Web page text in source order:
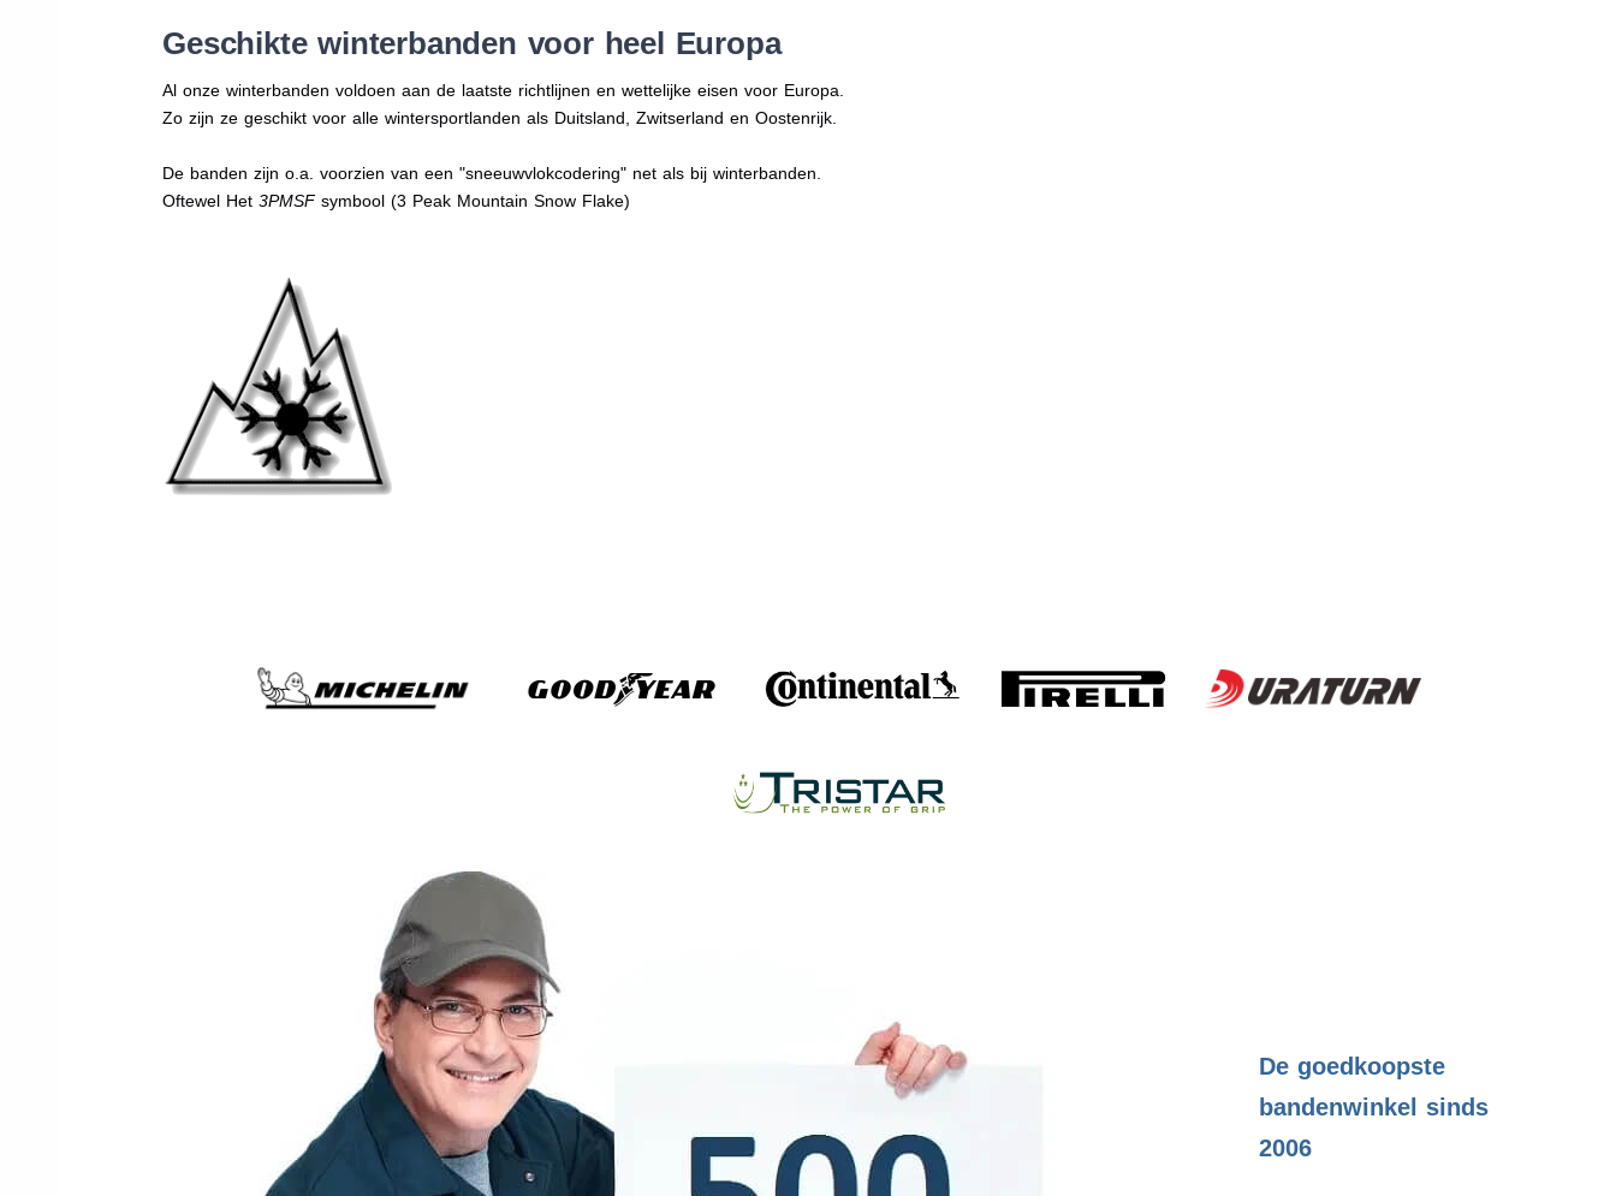
Geschikte winterbanden voor heel Europa
Al onze winterbanden voldoen aan de laatste richtlijnen en wettelijke eisen voor Europa.
Zo zijn ze geschikt voor alle wintersportlanden als Duitsland, Zwitserland en Oostenrijk.
De banden zijn o.a. voorzien van een "sneeuwvlokcodering" net als bij winterbanden.
Oftewel Het3PMSFsymbool (3 Peak Mountain Snow Flake)
De goedkoopste
bandenwinkel sinds
2006